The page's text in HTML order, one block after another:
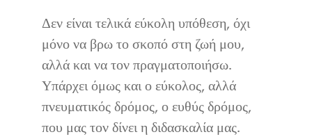
Δεν είναι τελικά εύκολη υπόθεση, όχι
μόνο να βρω το σκοπό στη ζωή μου,
αλλά και να τον πραγματοποιήσω.
Υπάρχει όμως και ο εύκολος, αλλά
πνευματικός δρόμος, ο ευθύς δρόμος,
που μας τον δίνει η διδασκαλία μας.